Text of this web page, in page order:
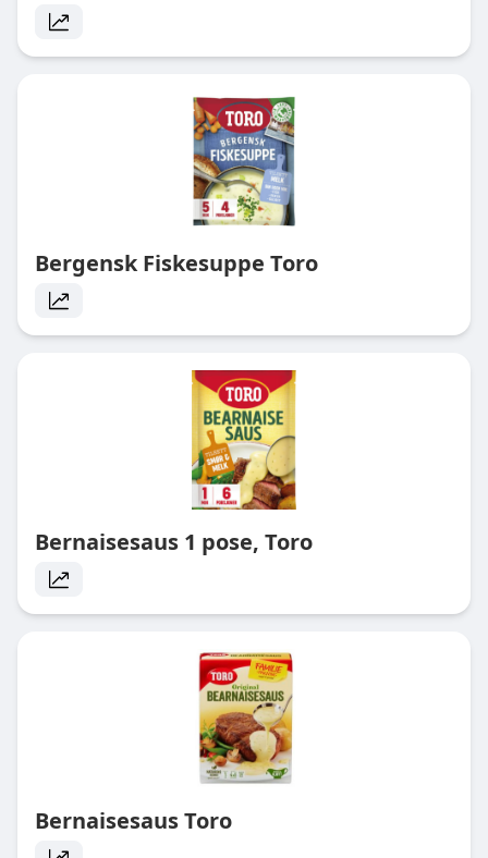
Bergensk Fiskesuppe Toro
Bernaisesaus 1 pose, Toro
Bernaisesaus Toro